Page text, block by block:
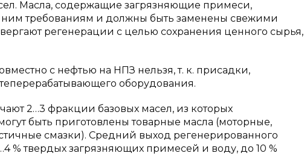
Масла, содержащие загрязняющие примеси,
требованиям и должны быть заменены свежими
регенерации с целью сохранения ценного сырья,
с нефтью на НПЗ нельзя, т. к. присадки,
оборудования.
2…3 фракции базовых масел, из которых
быть приготовлены товарные масла (моторные,
смазки). Средний выход регенерированного
% твердых загрязняющих примесей и воду, до 10 %